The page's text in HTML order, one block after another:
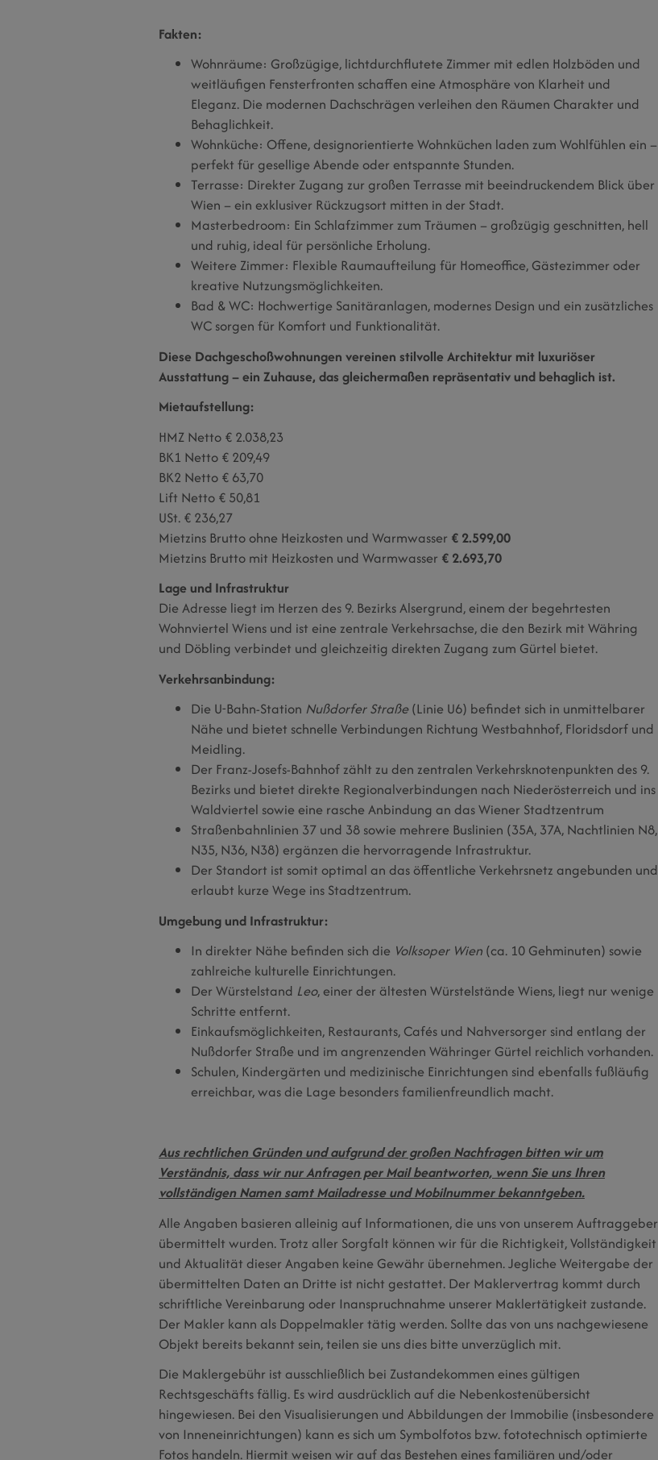
Fakten:
Wohnräume: Großzügige, lichtdurchflutete Zimmer mit edlen Holzböden und
weitläufigen Fensterfronten schaffen eine Atmosphäre von Klarheit und
Eleganz. Die modernen Dachschrägen verleihen den Räumen Charakter und
Behaglichkeit.
Wohnküche: Offene, designorientierte Wohnküchen laden zum Wohlfühlen ein –
perfekt für gesellige Abende oder entspannte Stunden.
Terrasse: Direkter Zugang zur großen Terrasse mit beeindruckendem Blick über
Wien – ein exklusiver Rückzugsort mitten in der Stadt.
Masterbedroom: Ein Schlafzimmer zum Träumen – großzügig geschnitten, hell
und ruhig, ideal für persönliche Erholung.
Weitere Zimmer: Flexible Raumaufteilung für Homeoffice, Gästezimmer oder
kreative Nutzungsmöglichkeiten.
Bad & WC: Hochwertige Sanitäranlagen, modernes Design und ein zusätzliches
WC sorgen für Komfort und Funktionalität.
Diese Dachgeschoßwohnungen vereinen stilvolle Architektur mit luxuriöser
Ausstattung – ein Zuhause, das gleichermaßen repräsentativ und behaglich ist.
Mietaufstellung:
HMZ Netto € 2.038,23
BK1 Netto € 209,49
BK2 Netto € 63,70
Lift Netto € 50,81
USt. € 236,27
Mietzins Brutto ohne Heizkosten und Warmwasser € 2.599,00
Mietzins Brutto mit Heizkosten und Warmwasser € 2.693,70
Lage und Infrastruktur
Die Adresse liegt im Herzen des 9. Bezirks Alsergrund, einem der begehrtesten
Wohnviertel Wiens und ist eine zentrale Verkehrsachse, die den Bezirk mit Währing
und Döbling verbindet und gleichzeitig direkten Zugang zum Gürtel bietet.
Verkehrsanbindung:
Die U-Bahn-Station Nußdorfer Straße(Linie U6) befindet sich in unmittelbarer
Nähe und bietet schnelle Verbindungen Richtung Westbahnhof, Floridsdorf und
Meidling.
Der Franz-Josefs-Bahnhof zählt zu den zentralen Verkehrsknotenpunkten des 9.
Bezirks und bietet direkte Regionalverbindungen nach Niederösterreich und ins
Waldviertel sowie eine rasche Anbindung an das Wiener Stadtzentrum
Straßenbahnlinien 37 und 38 sowie mehrere Buslinien (35A, 37A, Nachtlinien N8,
N35, N36, N38) ergänzen die hervorragende Infrastruktur.
Der Standort ist somit optimal an das öffentliche Verkehrsnetz angebunden und
erlaubt kurze Wege ins Stadtzentrum.
Umgebung und Infrastruktur:
In direkter Nähe befinden sich die Volksoper Wien (ca. 10 Gehminuten) sowie
zahlreiche kulturelle Einrichtungen.
Der Würstelstand Leo, einer der ältesten Würstelstände Wiens, liegt nur wenige
Schritte entfernt.
Einkaufsmöglichkeiten, Restaurants, Cafés und Nahversorger sind entlang der
Nußdorfer Straße und im angrenzenden Währinger Gürtel reichlich vorhanden.
Schulen, Kindergärten und medizinische Einrichtungen sind ebenfalls fußläufig
erreichbar, was die Lage besonders familienfreundlich macht.
Aus rechtlichen Gründen und aufgrund der großen Nachfragen bitten wir um
Verständnis, dass wir nur Anfragen per Mail beantworten, wenn Sie uns Ihren
vollständigen Namen samt Mailadresse und Mobilnummer bekanntgeben.
Alle Angaben basieren alleinig auf Informationen, die uns von unserem Auftraggeber
übermittelt wurden. Trotz aller Sorgfalt können wir für die Richtigkeit, Vollständigkeit
und Aktualität dieser Angaben keine Gewähr übernehmen. Jegliche Weitergabe der
übermittelten Daten an Dritte ist nicht gestattet. Der Maklervertrag kommt durch
schriftliche Vereinbarung oder Inanspruchnahme unserer Maklertätigkeit zustande.
Der Makler kann als Doppelmakler tätig werden. Sollte das von uns nachgewiesene
Objekt bereits bekannt sein, teilen sie uns dies bitte unverzüglich mit.
Die Maklergebühr ist ausschließlich bei Zustandekommen eines gültigen
Rechtsgeschäfts fällig. Es wird ausdrücklich auf die Nebenkostenübersicht
hingewiesen. Bei den Visualisierungen und Abbildungen der Immobilie (insbesondere
von Inneneinrichtungen) kann es sich um Symbolfotos bzw. fototechnisch optimierte
Fotos handeln. Hiermit weisen wir auf das Bestehen eines familiären und/oder